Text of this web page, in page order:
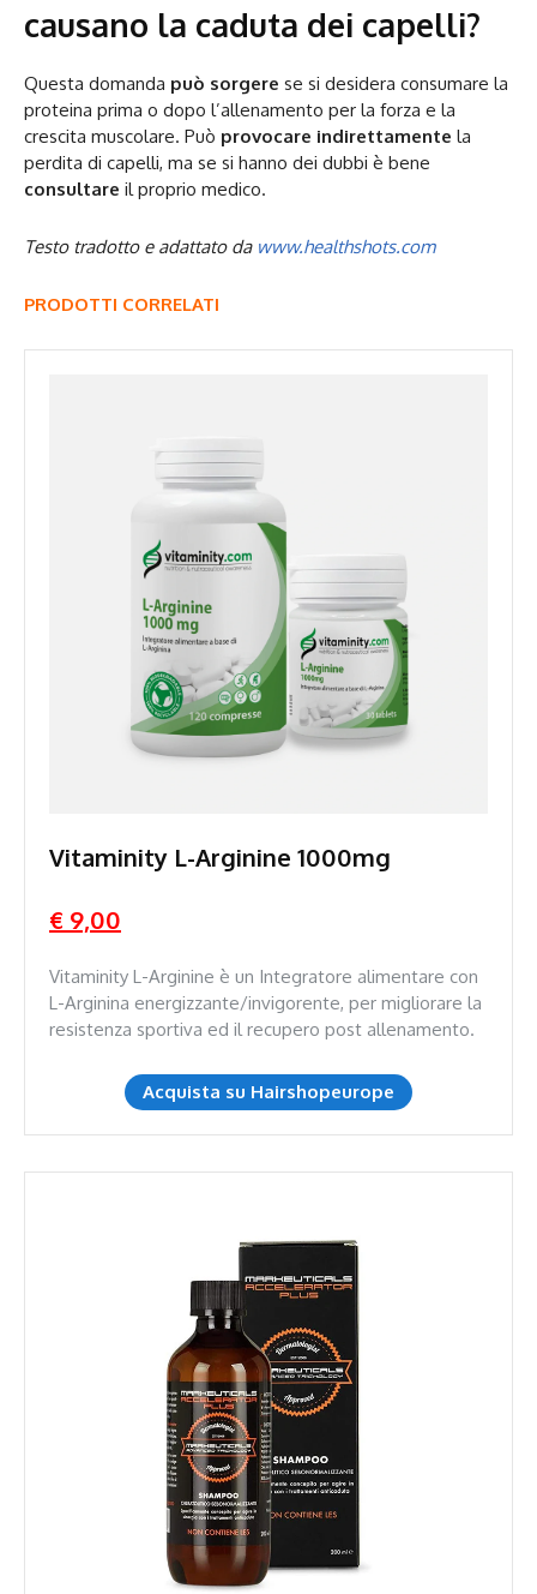
causano la caduta dei capelli?
Questa domanda può sorgere se si desidera consumare la
proteina prima o dopo l’allenamento per la forza e la
crescita muscolare. Può provocare indirettamente la
perdita di capelli, ma se si hanno dei dubbi è bene
consultare il proprio medico.
Testo tradotto e adattato dawww.healthshots.com
PRODOTTI CORRELATI
Vitaminity L-Arginine 1000mg
€ 9,00
Vitaminity L-Arginine è un Integratore alimentare con
L-Arginina energizzante/invigorente, per migliorare la
resistenza sportiva ed il recupero post allenamento.
Acquista su Hairshopeurope